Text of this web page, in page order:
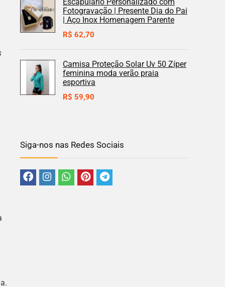
Escapulário Personalizado com
Fotogravação | Presente Dia do Pai
| Aço Inox Homenagem Parente
R$ 62,70
Camisa Proteção Solar Uv 50 Zíper
feminina moda verão praia
esportiva
R$ 59,90
Siga-nos nas Redes Sociais